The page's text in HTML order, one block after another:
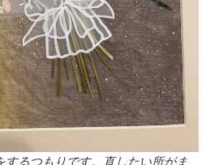
するつもりです。直したい所がま